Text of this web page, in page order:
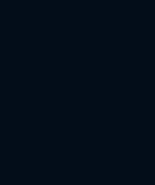
nyhedsbrevet